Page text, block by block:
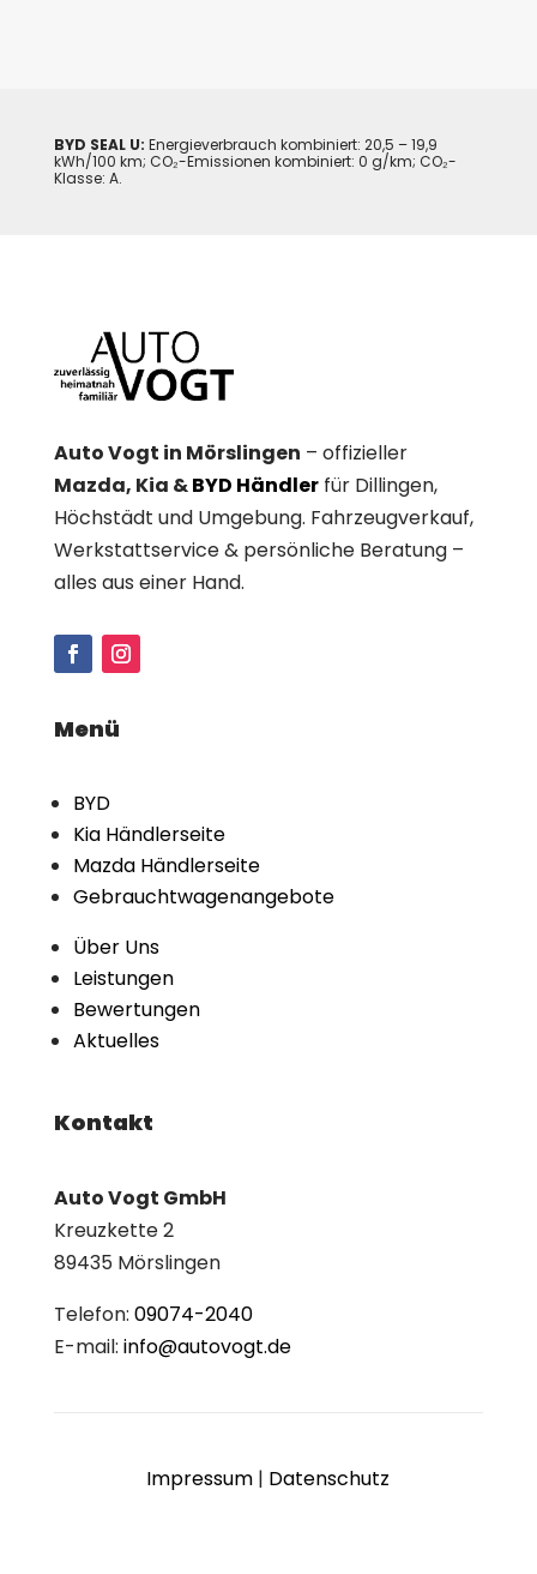
BYD SEAL U: Energieverbrauch kombiniert: 20,5 – 19,9
kWh/100 km; CO₂-Emissionen kombiniert: 0 g/km; CO₂-
Klasse: A.
Auto Vogt in Mörslingen – offizieller
Mazda, Kia &BYD Händlerfür Dillingen,
Höchstädt und Umgebung. Fahrzeugverkauf,
Werkstattservice & persönliche Beratung –
alles aus einer Hand.
Menü
BYD
Kia Händlerseite
Mazda Händlerseite
Gebrauchtwagenangebote
Über Uns
Leistungen
Bewertungen
Aktuelles
Kontakt
Auto Vogt GmbH
Kreuzkette 2
89435 Mörslingen
Telefon: 09074-2040
E-mail: info@autovogt.de
Impressum | Datenschutz